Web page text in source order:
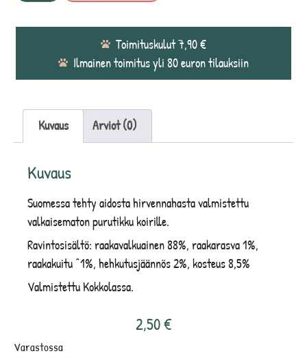
Toimituskulut 7,90 €
Ilmainen toimitus yli 80 euron tilauksiin
Kuvaus Arviot (0)
Kuvaus
Suomessa tehty aidosta hirvennahasta valmistettu
valkaisematon purutikku koirille.
Ravintosisältö: raakavalkuainen 88%, raakarasva 1%,
raakakuitu ^1%, hehkutusjäännös 2%, kosteus 8,5%
Valmistettu Kokkolassa.
2,50€
Varastossa